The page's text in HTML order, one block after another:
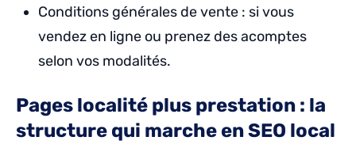
Conditions générales de vente : si vous
vendez en ligne ou prenez des acomptes
selon vos modalités.
Pages localité plus prestation : la
structure qui marche en SEO local